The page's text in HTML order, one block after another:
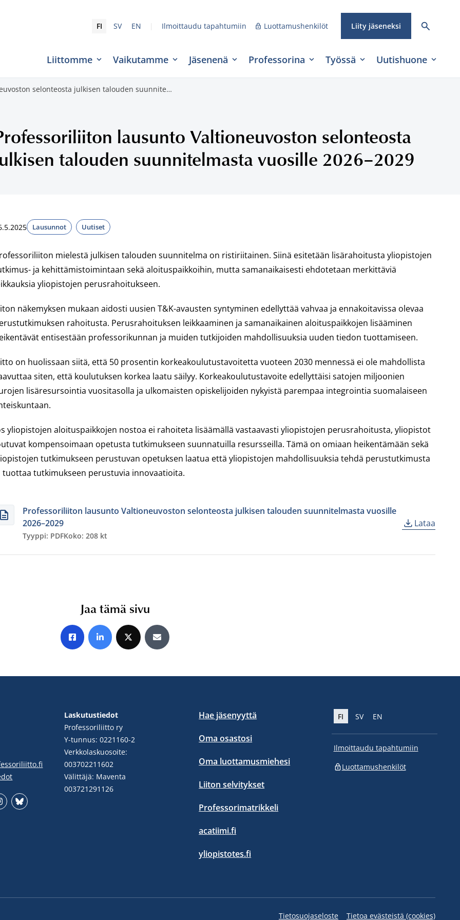
FI SV EN Ilmoittaudu tapahtumiin Luottamushenkilöt Liity jäseneksi
Liittomme Vaikutamme Jäsenenä Professorina Työssä Uutishuone
selonteosta julkisen talouden suunnite…
lausunto Valtioneuvoston selonteosta
talouden suunnitelmasta vuosille 2026–2029
Lausunnot Uutiset
mielestä julkisen talouden suunnitelma on ristiriitainen. Siinä esitetään lisärahoitusta yliopistojen
ja kehittämistoimintaan sekä aloituspaikkoihin, mutta samanaikaisesti ehdotetaan merkittäviä
yliopistojen perusrahoitukseen.
näkemyksen mukaan aidosti uusien T&K-avausten syntyminen edellyttää vahvaa ja ennakoitavissa olevaa
rahoitusta. Perusrahoituksen leikkaaminen ja samanaikainen aloituspaikkojen lisääminen
entisestään professorikunnan ja muiden tutkijoiden mahdollisuuksia uuden tiedon tuottamiseen.
on huolissaan siitä, että 50 prosentin korkeakoulutustavoitetta vuoteen 2030 mennessä ei ole mahdollista
siten, että koulutuksen korkea laatu säilyy. Korkeakoulutustavoite edellyttäisi satojen miljoonien
lisäresursointia vuositasolla ja ulkomaisten opiskelijoiden nykyistä parempaa integrointia suomalaiseen
yliopistojen aloituspaikkojen nostoa ei rahoiteta lisäämällä vastaavasti yliopistojen perusrahoitusta, yliopistot
kompensoimaan opetusta tutkimukseen suunnatuilla resursseilla. Tämä on omiaan heikentämään sekä
tutkimukseen perustuvan opetuksen laatua että yliopistojen mahdollisuuksia tehdä perustutkimusta
tuottaa tutkimukseen perustuvia innovaatioita.
Professoriliiton lausunto Valtioneuvoston selonteosta julkisen talouden suunnitelmasta vuosille
2026–2029
Tyyppi: PDFKoko: 208 kt
Lataa
Jaa tämä sivu
Jaa Facebookissa
Jaa LinkedInissä
Jaa X:ssäJaa sähköpostitse
Laskutustiedot
Professoriliitto ry
Y-tunnus: 0221160-2
Verkkolaskuosoite:
003702211602
Välittäjä: Maventa
003721291126
Hae jäsenyyttä
Oma osastosi
Oma luottamusmiehesi
Liiton selvitykset
Professorimatrikkeli
acatiimi.fi
yliopistotes.fi
FI SV EN
Ilmoittaudu tapahtumiin
Luottamushenkilöt
Tietosuojaseloste Tietoa evästeistä (cookies)